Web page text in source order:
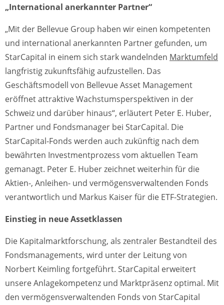
„International anerkannter Partner“
„Mit der Bellevue Group haben wir einen kompetenten
und international anerkannten Partner gefunden, um
StarCapital in einem sich stark wandelnden Marktumfeld
langfristig zukunftsfähig aufzustellen. Das
Geschäftsmodell von Bellevue Asset Management
eröffnet attraktive Wachstumsperspektiven in der
Schweiz und darüber hinaus“, erläutert Peter E. Huber,
Partner und Fondsmanager bei StarCapital. Die
StarCapital-Fonds werden auch zukünftig nach dem
bewährten Investmentprozess vom aktuellen Team
gemanagt. Peter E. Huber zeichnet weiterhin für die
Aktien-, Anleihen- und vermögensverwaltenden Fonds
verantwortlich und Markus Kaiser für die ETF-Strategien.
Einstieg in neue Assetklassen
Die Kapitalmarktforschung, als zentraler Bestandteil des
Fondsmanagements, wird unter der Leitung von
Norbert Keimling fortgeführt. StarCapital erweitert
unsere Anlagekompetenz und Marktpräsenz optimal. Mit
den vermögensverwaltenden Fonds von StarCapital